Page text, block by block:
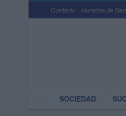
Contacto Horarios de
SOCIEDAD